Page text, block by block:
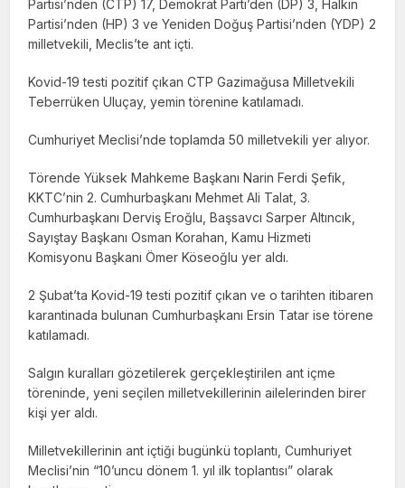
Partisi’nden (CTP) 17, Demokrat Parti’den (DP) 3, Halkın
Partisi’nden (HP) 3 ve Yeniden Doğuş Partisi’nden (YDP) 2
milletvekili, Meclis’te ant içti.
Kovid-19 testi pozitif çıkan CTP Gazimağusa Milletvekili
Teberrüken Uluçay, yemin törenine katılamadı.
Cumhuriyet Meclisi’nde toplamda 50 milletvekili yer alıyor.
Törende Yüksek Mahkeme Başkanı Narin Ferdi Şefik,
KKTC’nin 2. Cumhurbaşkanı Mehmet Ali Talat, 3.
Cumhurbaşkanı Derviş Eroğlu, Başsavcı Sarper Altıncık,
Sayıştay Başkanı Osman Korahan, Kamu Hizmeti
Komisyonu Başkanı Ömer Köseoğlu yer aldı.
2 Şubat’ta Kovid-19 testi pozitif çıkan ve o tarihten itibaren
karantinada bulunan Cumhurbaşkanı Ersin Tatar ise törene
katılamadı.
Salgın kuralları gözetilerek gerçekleştirilen ant içme
töreninde, yeni seçilen milletvekillerinin ailelerinden birer
kişi yer aldı.
Milletvekillerinin ant içtiği bugünkü toplantı, Cumhuriyet
Meclisi’nin “10’uncu dönem 1. yıl ilk toplantısı” olarak